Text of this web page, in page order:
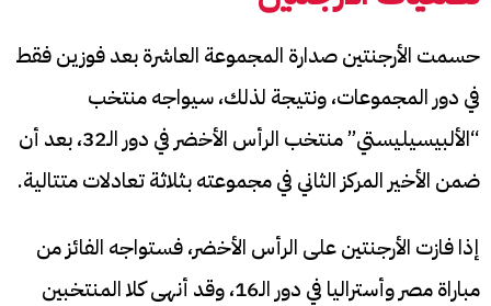
حسمت الأرجنتين صدارة المجموعة العاشرة بعد فوزين فقط
في دور المجموعات، ونتيجة لذلك، سيواجه منتخب
“الألبيسيليستي” منتخب الرأس الأخضر في دور الـ32، بعد أن
ضمن الأخير المركز الثاني في مجموعته بثلاثة تعادلات متتالية.
إذا فازت الأرجنتين على الرأس الأخضر، فستواجه الفائز من
مباراة مصر وأستراليا في دور الـ16، وقد أنهى كلا المنتخبين